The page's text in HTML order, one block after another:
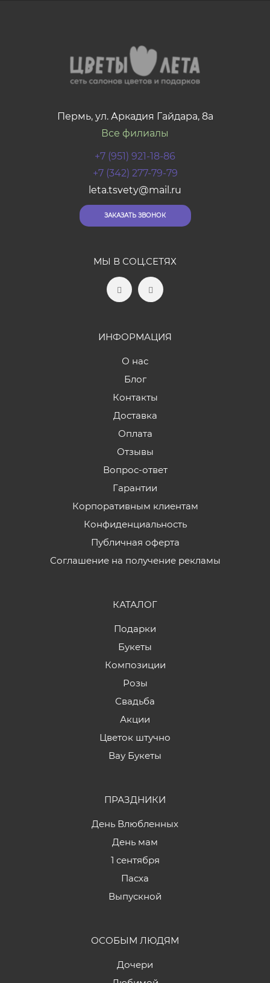
Пермь, ул. Аркадия Гайдара, 8а
Все филиалы
+7 (951) 921-18-86
+7 (342) 277-79-79
leta.tsvety@mail.ru
ЗАКАЗАТЬ ЗВОНОК
МЫ В СОЦ.СЕТЯХ
ИНФОРМАЦИЯ
О нас
Блог
Контакты
Доставка
Оплата
Отзывы
Вопрос-ответ
Гарантии
Корпоративным клиентам
Конфиденциальность
Публичная оферта
Соглашение на получение рекламы
КАТАЛОГ
Подарки
Букеты
Композиции
Розы
Свадьба
Акции
Цветок штучно
Вау Букеты
ПРАЗДНИКИ
День Влюбленных
День мам
1 сентября
Пасха
Выпускной
ОСОБЫМ ЛЮДЯМ
Дочери